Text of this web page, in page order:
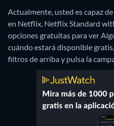
Actualmente, usted es capaz
en Netflix, Netflix Standard
opciones gratuitas para ver
cuándo estará disponible
filtros de arriba y pulsa la